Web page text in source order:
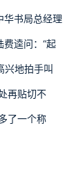
华书局总经理
逵问：“起
兴地拍手叫
再贴切不
了一个称